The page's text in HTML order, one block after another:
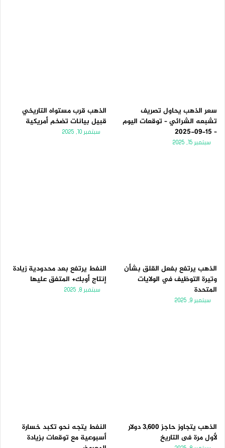
سعر الذهب يحاول تصريف
تشبعه الشرائي – توقعات اليوم
– 15-09-2025
سبتمبر 15, 2025
الذهب قرب مستواه التاريخي
قبيل بيانات تضخم أمريكية
سبتمبر 10, 2025
الذهب يرتفع بفعل القلق بشأن
وتيرة التوظيف في الولايات
المتحدة
سبتمبر 9, 2025
النفط يرتفع بعد محدودية زيادة
إنتاج أوبك+ المتفق عليها
سبتمبر 8, 2025
الذهب يتجاوز حاجز 3,600 دولار
لأول مرة فى التاريخ
النفط يتجه نحو تكبد خسارة
أسبوعية مع توقعات بزيادة